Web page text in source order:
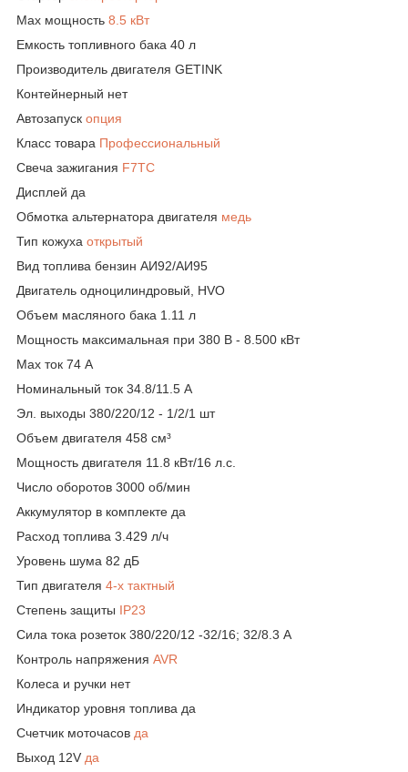
Max мощность 8.5 кВт
Емкость топливного бака 40 л
Производитель двигателя GETINK
Контейнерный нет
Автозапуск опция
Класс товара Профессиональный
Свеча зажигания F7TC
Дисплей да
Обмотка альтернатора двигателя медь
Тип кожуха открытый
Вид топлива бензин АИ92/АИ95
Двигатель одноцилиндровый, HVO
Объем масляного бака 1.11 л
Мощность максимальная при 380 В - 8.500 кВт
Max ток 74 А
Номинальный ток 34.8/11.5 А
Эл. выходы 380/220/12 - 1/2/1 шт
Объем двигателя 458 см³
Мощность двигателя 11.8 кВт/16 л.с.
Число оборотов 3000 об/мин
Аккумулятор в комплекте да
Расход топлива 3.429 л/ч
Уровень шума 82 дБ
Тип двигателя 4-х тактный
Степень защиты IP23
Сила тока розеток 380/220/12 -32/16; 32/8.3 А
Контроль напряжения AVR
Колеса и ручки нет
Индикатор уровня топлива да
Счетчик моточасов да
Выход 12V да